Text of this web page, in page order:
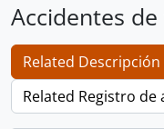
Accidentes
Related
Related Registro de